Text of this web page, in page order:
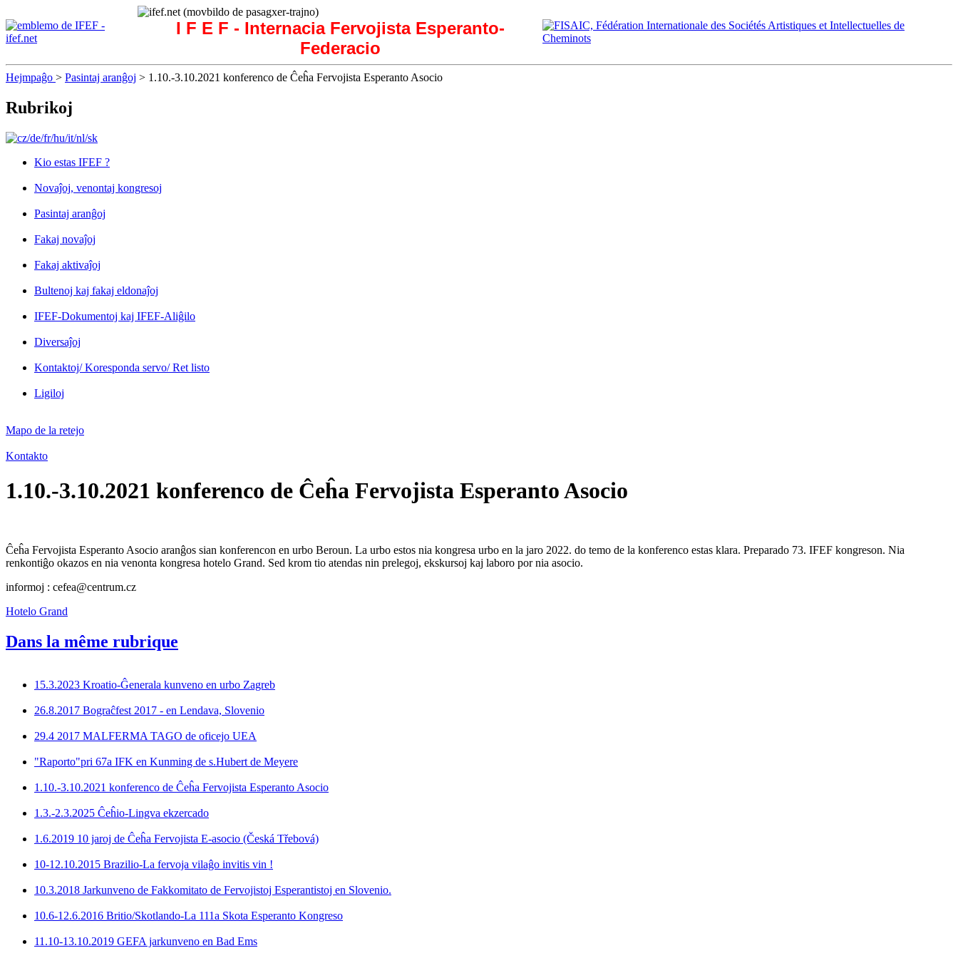
I F E F - Internacia Fervojista Esperanto-
Federacio
Hejmpaĝo > Pasintaj aranĝoj > 1.10.-3.10.2021 konferenco de Ĉeĥa Fervojista Esperanto Asocio
Rubrikoj
Kio estas IFEF ?
Novaĵoj, venontaj kongresoj
Pasintaj aranĝoj
Fakaj novaĵoj
Fakaj aktivaĵoj
Bultenoj kaj fakaj eldonaĵoj
IFEF-Dokumentoj kaj IFEF-Aliĝilo
Diversaĵoj
Kontaktoj/ Koresponda servo/ Ret listo
Ligiloj
Mapo de la retejo
Kontakto
1.10.-3.10.2021 konferenco de Ĉeĥa Fervojista Esperanto Asocio
Ĉeĥa Fervojista Esperanto Asocio aranĝos sian konferencon en urbo Beroun. La urbo estos nia kongresa urbo en la jaro 2022. do temo de la konferenco estas klara. Preparado 73. IFEF kongreson. Nia
renkontiĝo okazos en nia venonta kongresa hotelo Grand. Sed krom tio atendas nin prelegoj, ekskursoj kaj laboro por nia asocio.
informoj : cefea@centrum.cz
Hotelo Grand
Dans la même rubrique
15.3.2023 Kroatio-Ĝenerala kunveno en urbo Zagreb
26.8.2017 Bograĉfest 2017 - en Lendava, Slovenio
29.4 2017 MALFERMA TAGO de oficejo UEA
"Raporto"pri 67a IFK en Kunming de s.Hubert de Meyere
1.10.-3.10.2021 konferenco de Ĉeĥa Fervojista Esperanto Asocio
1.3.-2.3.2025 Ĉeĥio-Lingva ekzercado
1.6.2019 10 jaroj de Ĉeĥa Fervojista E-asocio (Česká Třebová)
10-12.10.2015 Brazilio-La fervoja vilaĝo invitis vin !
10.3.2018 Jarkunveno de Fakkomitato de Fervojistoj Esperantistoj en Slovenio.
10.6-12.6.2016 Britio/Skotlando-La 111a Skota Esperanto Kongreso
11.10-13.10.2019 GEFA jarkunveno en Bad Ems